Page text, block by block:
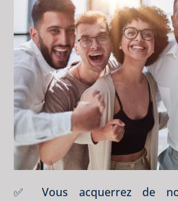
✅ Vous acquerrez de